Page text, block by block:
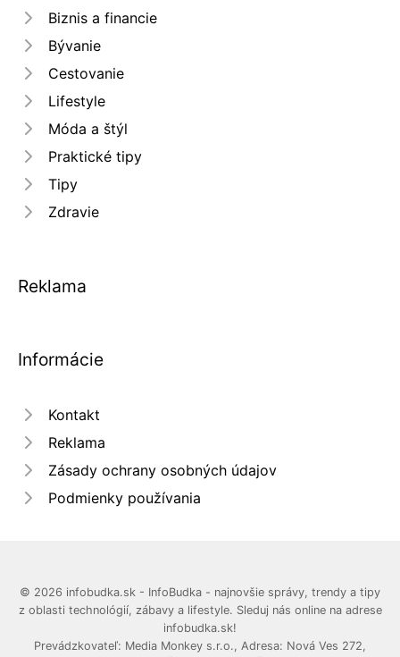
Biznis a financie
Bývanie
Cestovanie
Lifestyle
Móda a štýl
Praktické tipy
Tipy
Zdravie
Reklama
Informácie
Kontakt
Reklama
Zásady ochrany osobných údajov
Podmienky používania
© 2026 infobudka.sk - InfoBudka - najnovšie správy, trendy a tipy
z oblasti technológií, zábavy a lifestyle. Sleduj nás online na adrese
infobudka.sk!
Prevádzkovateľ: Media Monkey s.r.o., Adresa: Nová Ves 272,